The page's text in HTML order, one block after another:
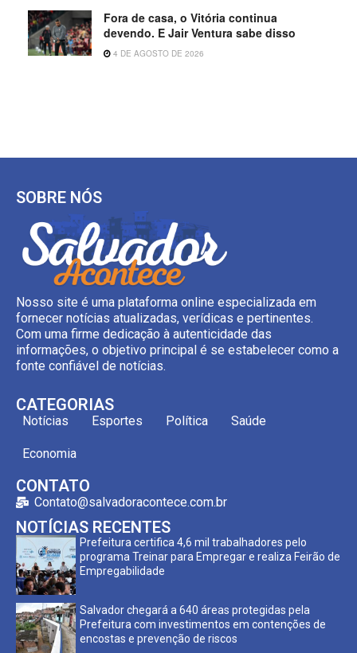
Fora de casa, o Vitória continua
devendo. E Jair Ventura sabe disso
4 DE AGOSTO DE 2026
SOBRE NÓS
Nosso site é uma plataforma online especializada em
fornecer notícias atualizadas, verídicas e pertinentes.
Com uma firme dedicação à autenticidade das
informações, o objetivo principal é se estabelecer como a
fonte confiável de notícias.
CATEGORIAS
Notícias Esportes Política Saúde
Economia
CONTATO
Contato@salvadoracontece.com.br
NOTÍCIAS RECENTES
Prefeitura certifica 4,6 mil trabalhadores pelo
programa Treinar para Empregar e realiza Feirão de
Empregabilidade
Salvador chegará a 640 áreas protegidas pela
Prefeitura com investimentos em contenções de
encostas e prevenção de riscos